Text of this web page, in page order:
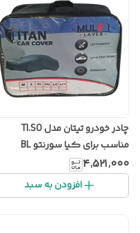
چادر خودرو تیتان مدل TI.SO
مناسب برای کیا سورنتو BL
۴٬۵۲۱٬۰۰۰
افزودن به سبد